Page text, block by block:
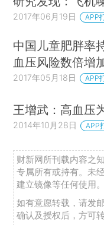
2017年06月19日 APP
中国儿童肥胖率
血压风险数倍增
2017年05月18日 APP
王增武：高血压
2014年10月28日 APP
财新网所刊载内容之
专属所有或持有。未
建立镜像等任何使用。
如有意愿转载，请发
确认及授权后，方可转